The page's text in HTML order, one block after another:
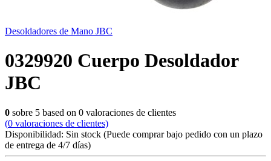
Desoldadores de Mano JBC
0329920 Cuerpo Desoldador
JBC
0 sobre 5 based on 0 valoraciones de clientes
(0 valoraciones de clientes)
Disponibilidad: Sin stock (Puede comprar bajo pedido con un plazo
de entrega de 4/7 días)